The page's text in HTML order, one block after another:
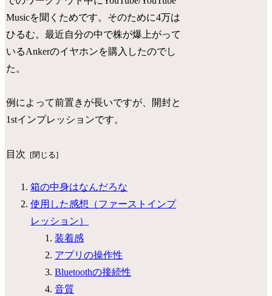
Musicを聞くためです。そのために4万は
ひるむ。最近自分の中で株が爆上がって
いるAnkerのイヤホンを購入したのでし
た。
例によって前置きが長いですが、開封と
1stインプレッションです。
目次
箱の中身はなんだろな
使用した感想（ファーストインプ
レッション）
装着感
アプリの操作性
Bluetoothの接続性
音質